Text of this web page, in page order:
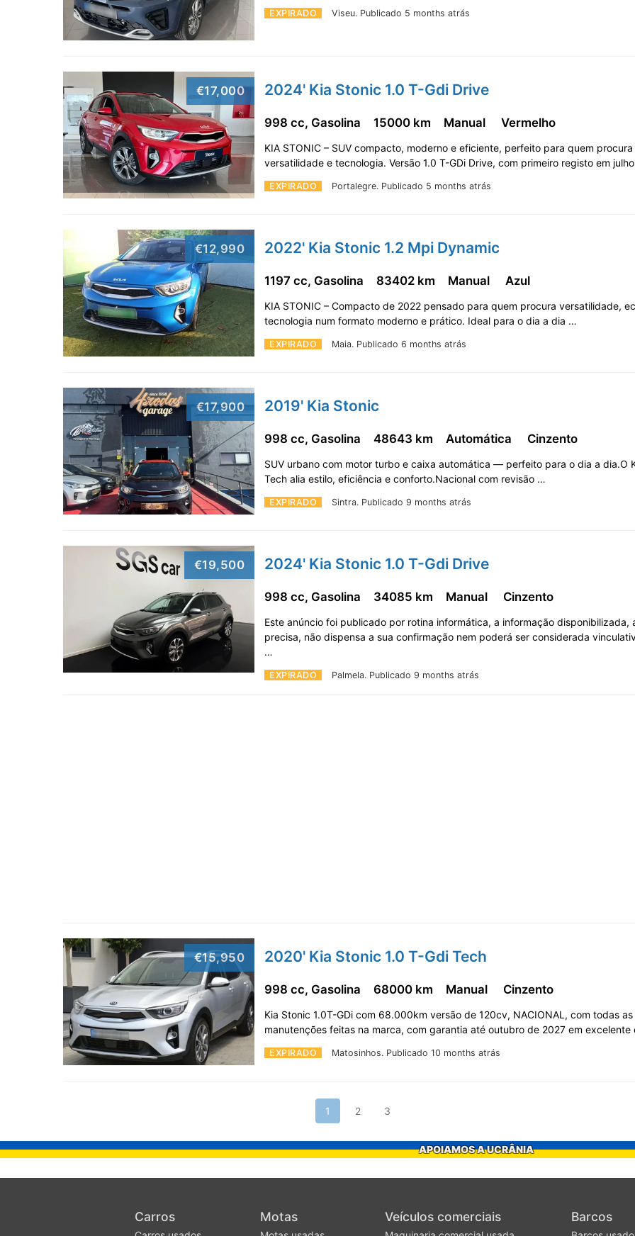
EXPIRADO Viseu. Publicado 5 months atrás
€17,000 2024' Kia Stonic 1.0 T-Gdi Drive
EXPIRADO Portalegre. Publicado 5 months atrás
998 cc, Gasolina 15000 km Manual Vermelho
KIA STONIC – SUV compacto, moderno e eficiente, perfeito para quem procura
versatilidade e tecnologia. Versão 1.0 T-GDi Drive, com primeiro registo em
€12,990 2022' Kia Stonic 1.2 Mpi Dynamic
EXPIRADO Maia. Publicado 6 months atrás
1197 cc, Gasolina 83402 km Manual Azul
KIA STONIC – Compacto de 2022 pensado para quem procura versatilidade,
tecnologia num formato moderno e prático. Ideal para o dia a dia …
€17,900 2019' Kia Stonic
EXPIRADO Sintra. Publicado 9 months atrás
998 cc, Gasolina 48643 km Automática Cinzento
SUV urbano com motor turbo e caixa automática — perfeito para o dia a dia.O
Tech alia estilo, eficiência e conforto.Nacional com revisão …
€19,500 2024' Kia Stonic 1.0 T-Gdi Drive
EXPIRADO Palmela. Publicado 9 months atrás
998 cc, Gasolina 34085 km Manual Cinzento
Este anúncio foi publicado por rotina informática, a informação disponibilizada,
precisa, não dispensa a sua confirmação nem poderá ser considerada
…
€15,950 2020' Kia Stonic 1.0 T-Gdi Tech
EXPIRADO Matosinhos. Publicado 10 months atrás
998 cc, Gasolina 68000 km Manual Cinzento
Kia Stonic 1.0T-GDi com 68.000km versão de 120cv, NACIONAL, com todas as
manutenções feitas na marca, com garantia até outubro de 2027 em
1 2 3
APOIAMOS A UCRÂNIA
Carros Motas Veículos comerciais Barcos